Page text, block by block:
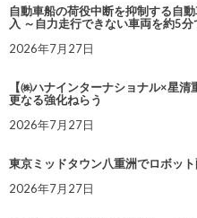
自動車船の荷役中断を抑制する自
入 ～自力走行できない車両を約5分
2026年7月27日
【㈱ハナインターナショナル×星
更なる強化ねらう
2026年7月27日
東京ミッドタウン八重洲でロボッ
2026年7月27日